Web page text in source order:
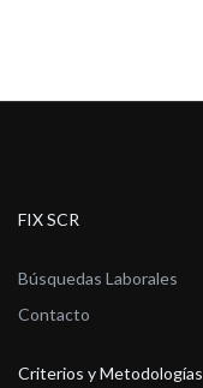
FIX SCR
Búsquedas Laborales
Contacto
Criterios y Metodologías